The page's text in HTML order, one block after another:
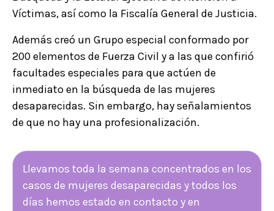
Víctimas, así como la Fiscalía General de Justicia.
Además creó un Grupo especial conformado por
200 elementos de Fuerza Civil y a las que confirió
facultades especiales para que actúen de
inmediato en la búsqueda de las mujeres
desaparecidas. Sin embargo, hay señalamientos
de que no hay una profesionalización.
Llevamos toda la semana concentrados en los
casos de mujeres desaparecidas y todos los
días hemos estado en contacto y en